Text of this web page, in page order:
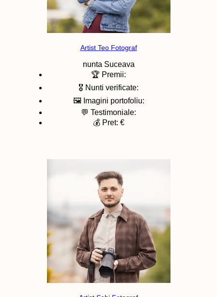
Artist Teo Fotograf
nunta Suceava
🏆 Premii:
🎖️ Nunti verificate:
🖼️ Imagini portofoliu:
💬 Testimoniale:
💰 Pret: €